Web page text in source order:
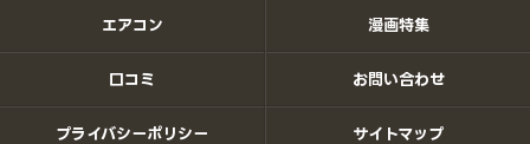
エアコン 漫画特集
口コミ お問い合わせ
プライバシーポリシー サイトマップ